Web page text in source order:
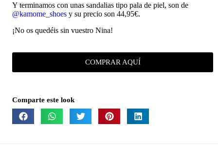
Y terminamos con unas sandalias tipo pala de piel, son de
@kamome_shoes y su precio son 44,95€.
¡No os quedéis sin vuestro Nina!
COMPRAR AQUÍ
Comparte este look